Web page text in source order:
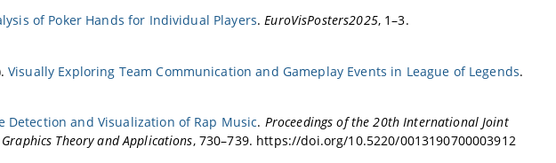
the Congruence of Modularity and Code Coupling”
of Poker Hands for Individual Players.EuroVisPosters2025, 1–3.
Visually Exploring Team Communication and Gameplay Events in League of Legends.
Detection and Visualization of Rap Music. Proceedings of the 20th International Joint
Theory and Applications, 730–739. https://doi.org/10.5220/0013190700003912